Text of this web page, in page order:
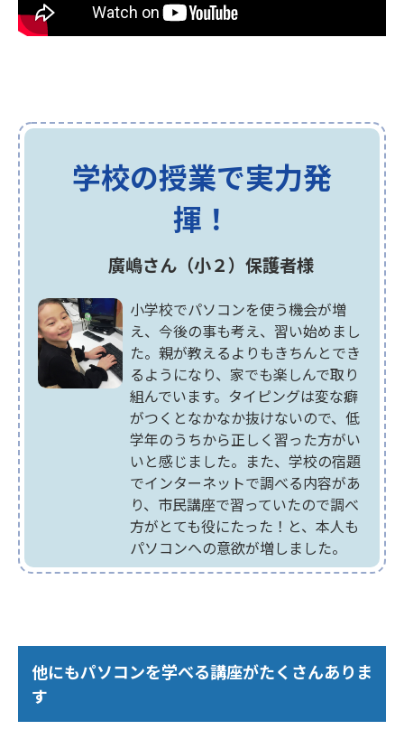
学校の授業で実力発
揮！
廣嶋さん（小２）保護者様
小学校でパソコンを使う機会が増
え、今後の事も考え、習い始めまし
た。親が教えるよりもきちんとでき
るようになり、家でも楽しんで取り
組んでいます。タイピングは変な癖
がつくとなかなか抜けないので、低
学年のうちから正しく習った方がい
いと感じました。また、学校の宿題
でインターネットで調べる内容があ
り、市民講座で習っていたので調べ
方がとても役にたった！と、本人も
パソコンへの意欲が増しました。
他にもパソコンを学べる講座がたくさんありま
す